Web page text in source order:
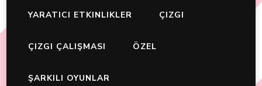
YARATICI ETKINLIKLER ÇIZGI
ÇIZGI ÇALIŞMASI ÖZEL
ŞARKILI OYUNLAR